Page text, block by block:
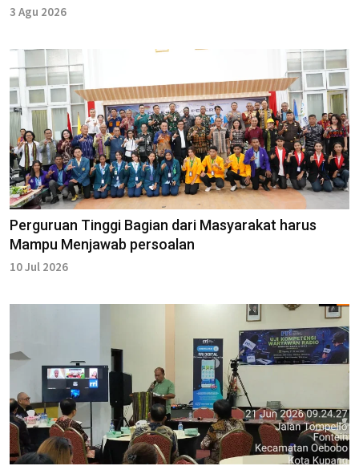
3 Agu 2026
Perguruan Tinggi Bagian dari Masyarakat harus
Mampu Menjawab persoalan
10 Jul 2026